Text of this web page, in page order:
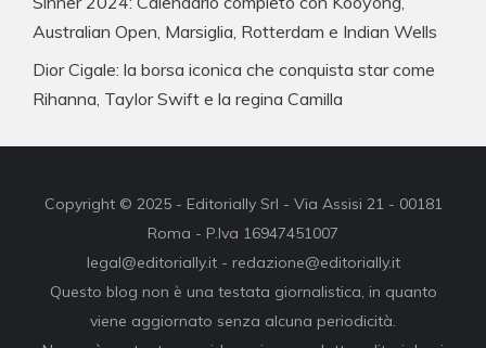
Australian Open, Marsiglia, Rotterdam e Indian Wells
Dior Cigale: la borsa iconica che conquista star come
Rihanna, Taylor Swift e la regina Camilla
Copyright © 2025 - Editorially Srl - Via Assisi 21 - 00181
Roma - P.Iva 16947451007
legal@editorially.it - redazione@editorially.it
Questo blog non è una testata giornalistica, in quanto
viene aggiornato senza alcuna periodicità.